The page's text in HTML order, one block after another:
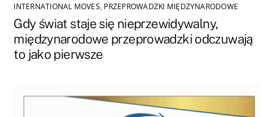
INTERNATIONAL MOVES, PRZEPROWADZKI MIĘDZYNARODOWE
Gdy świat staje się nieprzewidywalny,
międzynarodowe przeprowadzki odczuwają
to jako pierwsze